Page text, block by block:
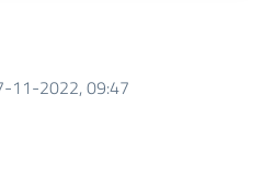
11-2022, 09:47